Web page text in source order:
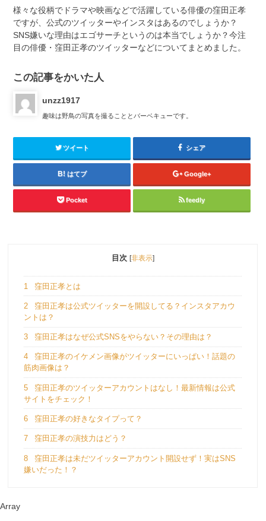
様々な役柄でドラマや映画などで活躍している俳優の窪田正孝
ですが、公式のツイッターやインスタはあるのでしょうか？
SNS嫌いな理由はエゴサーチというのは本当でしょうか？今注
目の俳優・窪田正孝のツイッターなどについてまとめました。
この記事をかいた人
unzz1917
趣味は野鳥の写真を撮ることとバーベキューです。
ツイート シェア
はてブ Google+
Pocket feedly
目次 [非表示]
1 窪田正孝とは
2
窪田正孝は公式ツイッターを開設してる？インスタアカウ
ントは？
3 窪田正孝はなぜ公式SNSをやらない？その理由は？
4
窪田正孝のイケメン画像がツイッターにいっぱい！話題の
筋肉画像は？
5
窪田正孝のツイッターアカウントはなし！最新情報は公式
サイトをチェック！
6 窪田正孝の好きなタイプって？
7 窪田正孝の演技力はどう？
8
窪田正孝は未だツイッターアカウント開設せず！実はSNS
嫌いだった！？
Array